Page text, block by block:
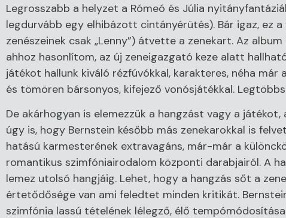
Legrosszabb a helyzet a Rómeó és Júlia
legdurvább egy elhibázott cintányérütés). Bár igaz, ez
zenészeinek csak „Lenny”) átvette a zenekart. Az
ahhoz hasonlítom, az új zeneigazgató keze alatt
játékot hallunk kiváló rézfúvókkal, karakteres, néha
és tömören bársonyos, kifejező vonósjátékkal.
De akárhogyan is elemezzük a hangzást vagy a
úgy is, hogy Bernstein később más zenekarokkal is
hatású karmesterének extravagáns, már-már a
romantikus szimfóniairodalom központi darabjairól. A
lemez utolsó hangjáig. Lehet, hogy a hangzás sőt a
értetődősége van ami feledtet minden kritikát.
szimfónia lassú tételének lélegző, élő